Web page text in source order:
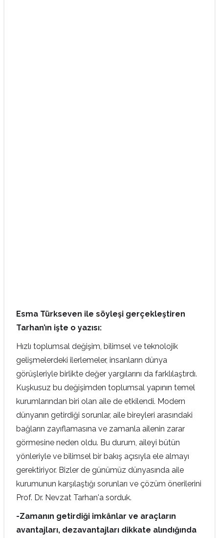
Esma Türkseven ile söyleşi gerçekleştiren
Tarhan’ın işte o yazısı:
Hızlı toplumsal değişim, bilimsel ve teknolojik
gelişmelerdeki ilerlemeler, insanların dünya
görüşleriyle birlikte değer yargılarını da farklılaştırdı.
Kuşkusuz bu değişimden toplumsal yapının temel
kurumlarından biri olan aile de etkilendi. Modern
dünyanın getirdiği sorunlar, aile bireyleri arasındaki
bağların zayıflamasına ve zamanla ailenin zarar
görmesine neden oldu. Bu durum, aileyi bütün
yönleriyle ve bilimsel bir bakış açısıyla ele almayı
gerektiriyor. Bizler de günümüz dünyasında aile
kurumunun karşılaştığı sorunları ve çözüm önerilerini
Prof. Dr. Nevzat Tarhan'a sorduk.
-Zamanın getirdiği imkânlar ve araçların
avantajları, dezavantajları dikkate alındığında